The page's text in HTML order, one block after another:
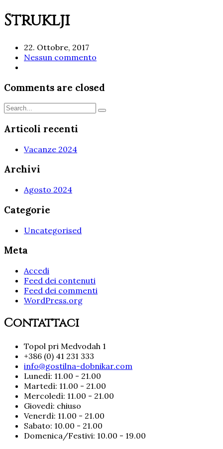
Štruklji
22. Ottobre, 2017
Nessun commento
Comments are closed
Articoli recenti
Vacanze 2024
Archivi
Agosto 2024
Categorie
Uncategorised
Meta
Accedi
Feed dei contenuti
Feed dei commenti
WordPress.org
Contattaci
Topol pri Medvodah 1
+386 (0) 41 231 333
info@gostilna-dobnikar.com
Lunedì: 11.00 - 21.00
Martedì: 11.00 - 21.00
Mercoledì: 11.00 - 21.00
Giovedì: chiuso
Venerdì: 11.00 - 21.00
Sabato: 10.00 - 21.00
Domenica/Festivi: 10.00 - 19.00